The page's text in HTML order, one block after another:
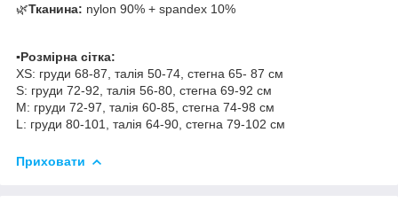
🌿Тканина: nylon 90% + spandex 10%
▪️Розмірна сітка:
XS: груди 68-87, талія 50-74, стегна 65- 87 см
S: груди 72-92, талія 56-80, стегна 69-92 см
М: груди 72-97, талія 60-85, стегна 74-98 см
L: груди 80-101, талія 64-90, стегна 79-102 см
Приховати